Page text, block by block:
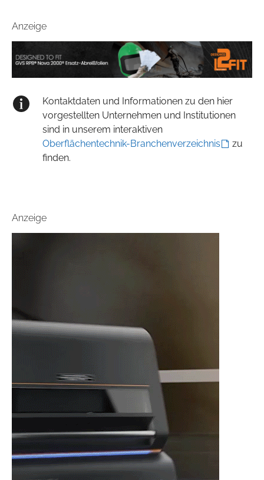
Anzeige
Kontaktdaten und Informationen zu den hier
vorgestellten Unternehmen und Institutionen
sind in unserem interaktiven
Oberflächentechnik-Branchenverzeichnis
zu
finden.
Anzeige